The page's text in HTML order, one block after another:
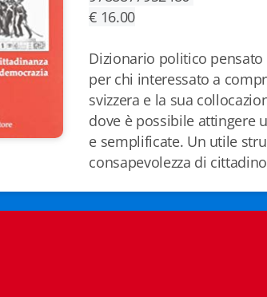
€ 16.00
Dizionario politico
per chi interessato a
svizzera e la sua
dove è possibile attingere
e semplificate. Un utile
consapevolezza di